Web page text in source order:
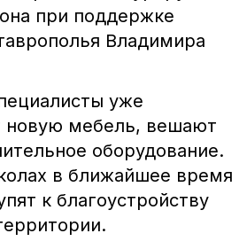
при поддержке
Владимира
уже
новую мебель, вешают
оборудование.
в ближайшее время
к благоустройству